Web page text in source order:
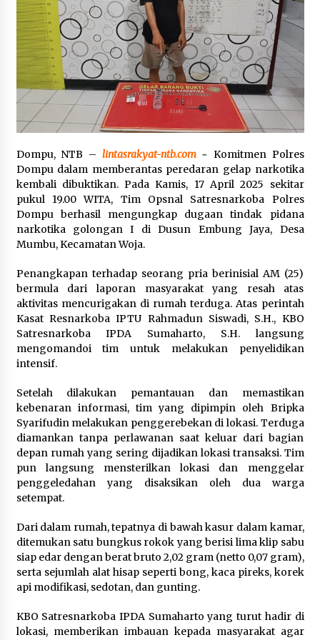
Pelarian terduga Otak Curanmor di Kecamatan
kempo, Berakhir di tangan Tim Opsnal Polsek
Kempo
3 minggu ago
Tim Opsnal Polsek Kempo Amankan salah satu
Terduga Curanmor yang sempat jadi DPO
selama Sepekan
3 minggu ago
Tim Opsnal Polsek Kempo Amankan salah satu
Terduga Curanmor yang sempat jadi DPO
selama Sepekan
3 minggu ago
Sekjen GTKN Desak Revisi PermenPANRB
Nomor 9 Tahun 2026, Soroti Ketidakpastian
Nasib PPPK Paruh Waktu di Tengah
Polsek Pekat Kawal Aksi Petani Tebu Secara
Humanis, Dialog dengan PT SMS Hasilkan
Kesepakatan Awal Demi Menjaga Harkamtibmas
1 bulan ago
SATRESNARKOBA POLRES DOMPU AMANKAN
1 bulan ago
Dompu, NTB – lintasrakyat-ntb.com~ Komitmen Polres
Dompu dalam memberantas peredaran gelap narkotika
kembali dibuktikan. Pada Kamis, 17 April 2025 sekitar
pukul 19.00 WITA, Tim Opsnal Satresnarkoba Polres
Dompu berhasil mengungkap dugaan tindak pidana
narkotika golongan I di Dusun Embung Jaya, Desa
Mumbu, Kecamatan Woja.
Penangkapan terhadap seorang pria berinisial AM (25)
bermula dari laporan masyarakat yang resah atas
aktivitas mencurigakan di rumah terduga. Atas perintah
Kasat Resnarkoba IPTU Rahmadun Siswadi, S.H., KBO
Satresnarkoba IPDA Sumaharto, S.H. langsung
mengomandoi tim untuk melakukan penyelidikan
intensif.
Setelah dilakukan pemantauan dan memastikan
kebenaran informasi, tim yang dipimpin oleh Bripka
Syarifudin melakukan penggerebekan di lokasi. Terduga
diamankan tanpa perlawanan saat keluar dari bagian
depan rumah yang sering dijadikan lokasi transaksi. Tim
pun langsung mensterilkan lokasi dan menggelar
penggeledahan yang disaksikan oleh dua warga
setempat.
Dari dalam rumah, tepatnya di bawah kasur dalam kamar,
ditemukan satu bungkus rokok yang berisi lima klip sabu
siap edar dengan berat bruto 2,02 gram (netto 0,07 gram),
serta sejumlah alat hisap seperti bong, kaca pireks, korek
api modifikasi, sedotan, dan gunting.
KBO Satresnarkoba IPDA Sumaharto yang turut hadir di
lokasi, memberikan imbauan kepada masyarakat agar